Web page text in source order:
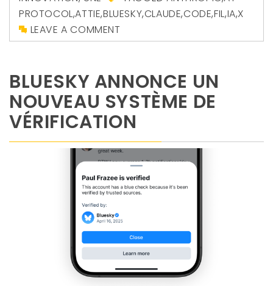
PROTOCOL,ATTIE,BLUESKY,CLAUDE,CODE,FIL,IA,X
LEAVE A COMMENT
BLUESKY ANNONCE UN
NOUVEAU SYSTÈME DE
VÉRIFICATION